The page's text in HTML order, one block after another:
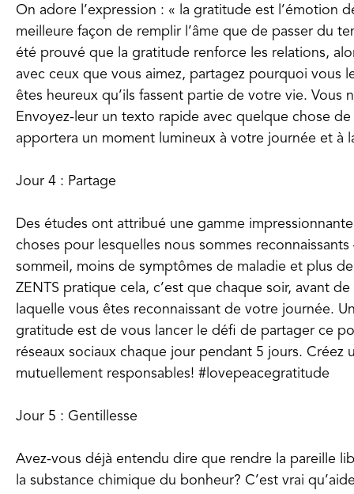
On adore l’expression : « la gratitude est l’émotion
meilleure façon de remplir l’âme que de passer du
été prouvé que la gratitude renforce les relations,
avec ceux que vous aimez, partagez pourquoi vous
êtes heureux qu’ils fassent partie de votre vie. Vous
Envoyez-leur un texto rapide avec quelque chose
apportera un moment lumineux à votre journée et à
Jour 4 : Partage
Des études ont attribué une gamme
choses pour lesquelles nous sommes
sommeil, moins de symptômes de maladie et plus
ZENTS pratique cela, c’est que chaque soir, avant
laquelle vous êtes reconnaissant de votre journée.
gratitude est de vous lancer le défi de partager ce
réseaux sociaux chaque jour pendant 5 jours. Créez
mutuellement responsables! #lovepeacegratitude
Jour 5 : Gentillesse
Avez-vous déjà entendu dire que rendre la pareille
la substance chimique du bonheur? C’est vrai